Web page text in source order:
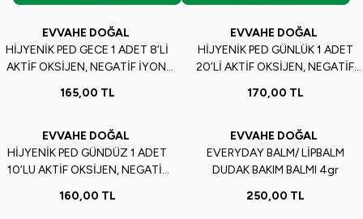
EVVAHE DOĞAL
HİJYENİK PED GECE 1 ADET 8’Lİ
AKTİF OKSİJEN, NEGATİF İYON,
PAMUK, NEFES ALABİLEN YAPI
165,00 TL
EVVAHE DOĞAL
HİJYENİK PED GÜNLÜK 1 ADET
20’Lİ AKTİF OKSİJEN, NEGATİF
%100 PAMUK, NEFES ALABİLEN
170,00 TL
EVVAHE DOĞAL
HİJYENİK PED GÜNDÜZ 1 ADET
10’LU AKTİF OKSİJEN, NEGATİF
%100 PAMUK, NEFES ALABİLEN
160,00 TL
EVVAHE DOĞAL
EVERYDAY BALM/ LİPBALM
DUDAK BAKIM BALMI 4gr
250,00 TL